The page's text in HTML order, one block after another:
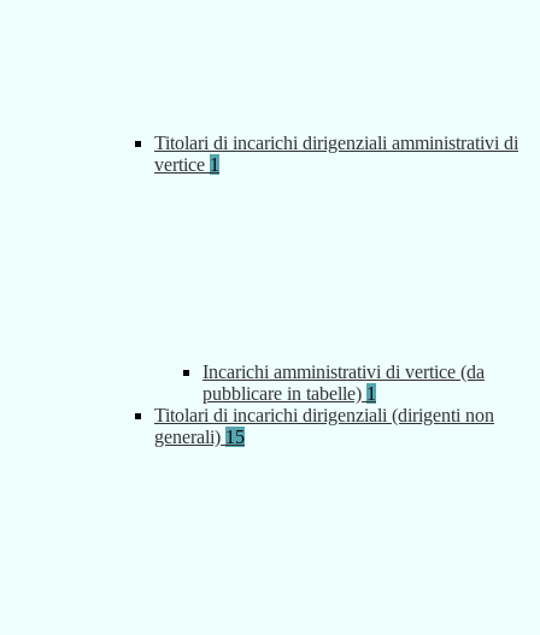
Titolari di incarichi dirigenziali amministrativi di
vertice 1
Incarichi amministrativi di vertice (da
pubblicare in tabelle) 1
Titolari di incarichi dirigenziali (dirigenti non
generali) 15